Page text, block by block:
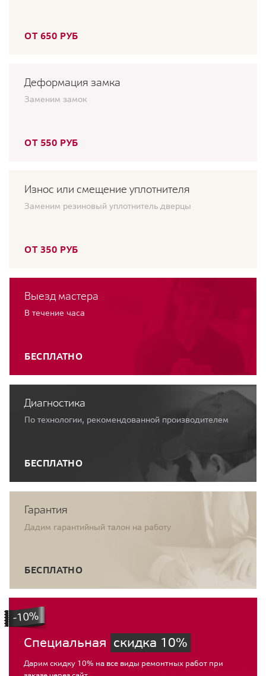
ОТ 650 РУБ
Деформация замка
Заменим замок
ОТ 550 РУБ
Износ или смещение уплотнителя
Заменим резиновый уплотнитель дверцы
ОТ 350 РУБ
Выезд мастера
В течение часа
БЕСПЛАТНО
Диагностика
По технологии, рекомендованной производителем
БЕСПЛАТНО
Гарантия
Дадим гарантийный талон на работу
БЕСПЛАТНО
Специальная скидка 10%
Дарим скидку 10% на все виды ремонтных работ при